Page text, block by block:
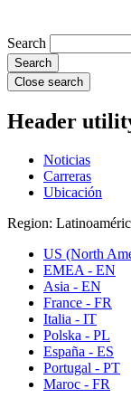
Search
Close search
Header
Noticias
Carreras
Ubicación
Region:
US (North
EMEA - EN
Asia - EN
France - FR
Italia - IT
Polska - PL
España - ES
Portugal - PT
Maroc - FR